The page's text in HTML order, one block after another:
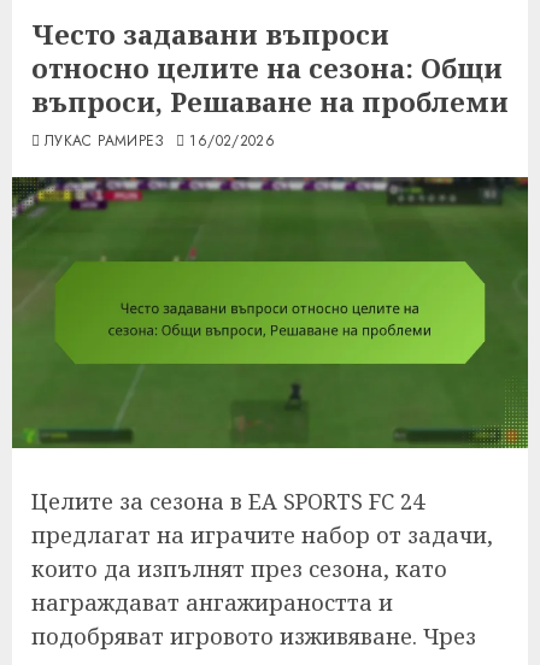
Често задавани въпроси
относно целите на сезона: Общи
въпроси, Решаване на проблеми
ЛУКАС РАМИРЕЗ 16/02/2026
Целите за сезона в EA SPORTS FC 24
предлагат на играчите набор от задачи,
които да изпълнят през сезона, като
награждават ангажираността и
подобряват игровото изживяване. Чрез